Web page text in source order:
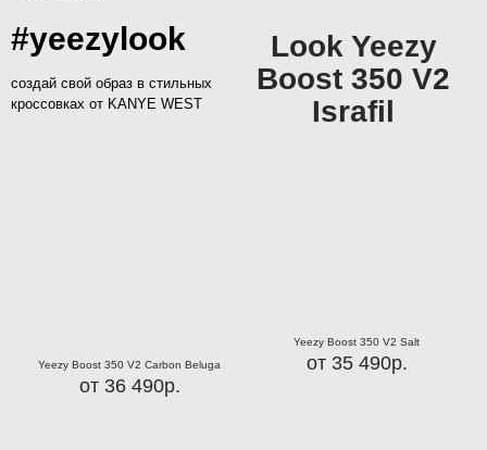
#yeezylook
создай свой образ в стильных
кроссовках от KANYE WEST
Look Yeezy
Boost 350 V2
Israfil
Yeezy Boost 350 V2 Carbon Beluga
от 36 490р.
Yeezy Boost 350 V2 Salt
от 35 490р.